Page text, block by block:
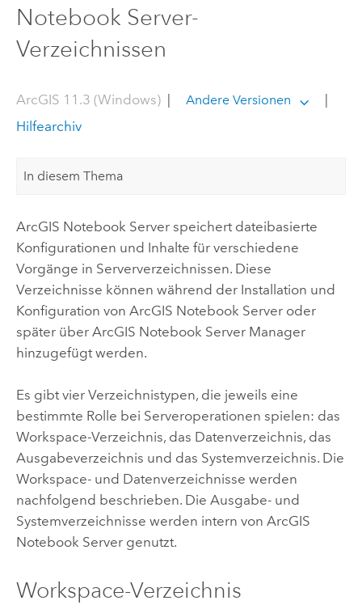
Notebook Server-
Verzeichnissen
ArcGIS 11.3 (Windows)| Andere Versionen
Hilfearchiv
In diesem Thema
ArcGIS Notebook Serverspeichert dateibasierte
Konfigurationen und Inhalte für verschiedene
Vorgänge in Serververzeichnissen. Diese
Verzeichnisse können während der Installation und
Konfiguration von ArcGIS Notebook Serveroder
später über ArcGIS Notebook ServerManager
hinzugefügt werden.
Es gibt vier Verzeichnistypen, die jeweils eine
bestimmte Rolle bei Serveroperationen spielen: das
Workspace-Verzeichnis, das Datenverzeichnis, das
Ausgabeverzeichnis und das Systemverzeichnis. Die
Workspace- und Datenverzeichnisse werden
nachfolgend beschrieben. Die Ausgabe- und
Systemverzeichnisse werden intern von ArcGIS
Notebook Servergenutzt.
Workspace-Verzeichnis